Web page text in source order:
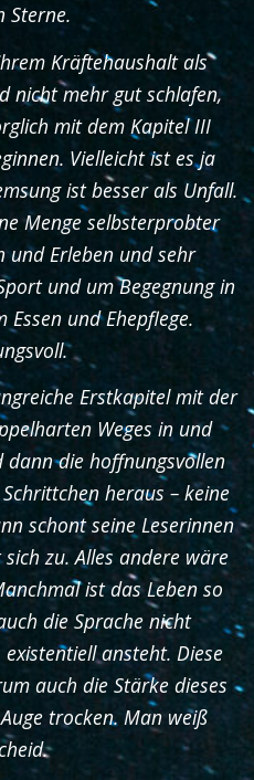
Sterne.
Kräftehaushalt als
nicht mehr gut schlafen,
mit dem Kapitel III
Vielleicht ist es ja
ist besser als Unfall.
Menge selbsterprobter
und Erleben und sehr
und um Begegnung in
und Ehepflege.
Erstkapitel mit der
Weges in und
die hoffnungsvollen
heraus – keine
schont seine Leserinnen
zu. Alles andere wäre
ist das Leben so
die Sprache nicht
ansteht. Diese
auch die Stärke dieses
trocken. Man weiß